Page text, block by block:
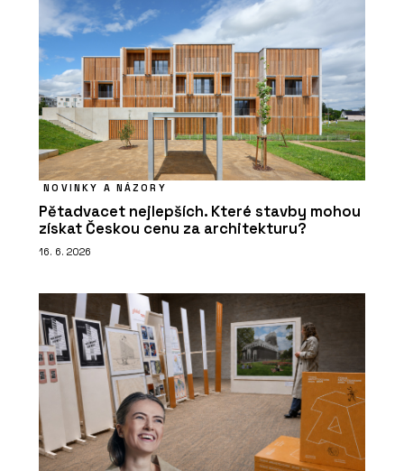
NOVINKY A NÁZORY
Pětadvacet nejlepších. Které stavby mohou
získat Českou cenu za architekturu?
16. 6. 2026